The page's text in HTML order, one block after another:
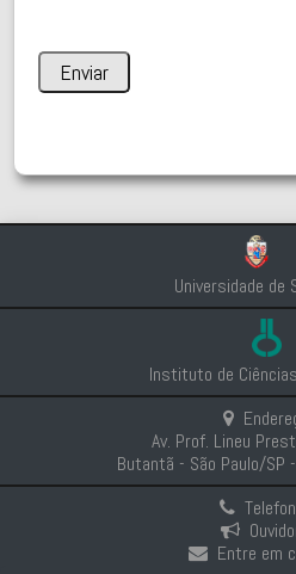
Universidade de
Instituto de
Av. Prof. Lineu
Butantã - São Paulo/SP
Entre em